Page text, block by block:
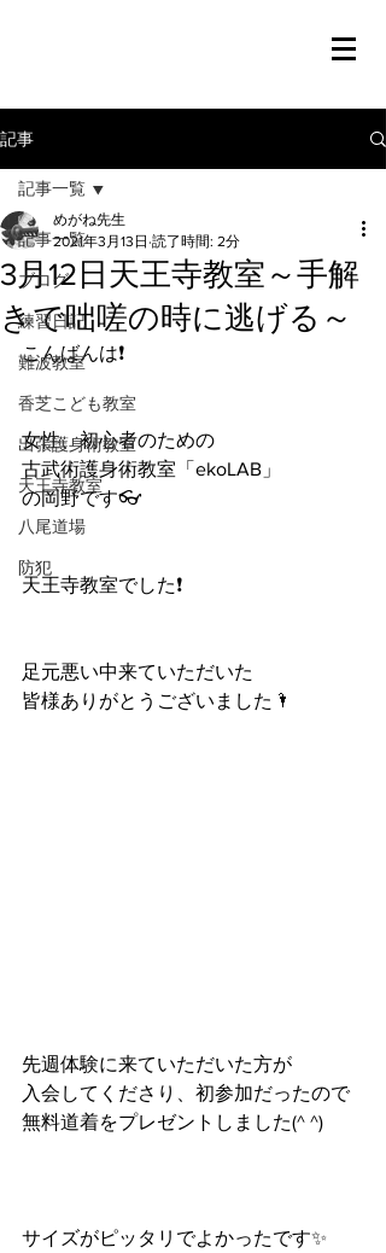
記事
記事一覧
ブログ
練習日記
難波教室
香芝こども教室
出張護身術教室
天王寺教室
八尾道場
防犯
記事一覧
3月12日天王寺教室～手解
きで咄嗟の時に逃げる～
めがね先生
2021年3月13日 読了時間: 2分
こんばんは❗️
女性、初心者のための
古武術護身術教室「ekoLAB」
の岡野です👓
天王寺教室でした❗️
足元悪い中来ていただいた
皆様ありがとうございました🌂
先週体験に来ていただいた方が
入会してくださり、初参加だったので
無料道着をプレゼントしました(^ ^)
サイズがピッタリでよかったです✨